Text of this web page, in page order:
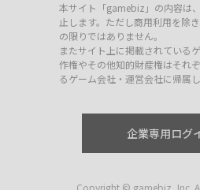
本サイト「gamebiz」の内容は
止します。ただし商用利用を除
の限りではありません。
またサイト上に掲載されている
作権やその他知的財産権はそれ
るゲーム会社・運営会社に帰属し
企業専用ログ
Copyright © gamebiz, Inc.